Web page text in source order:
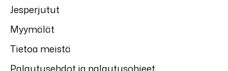
Jesperjutut
Myymälät
Tietoa meistä